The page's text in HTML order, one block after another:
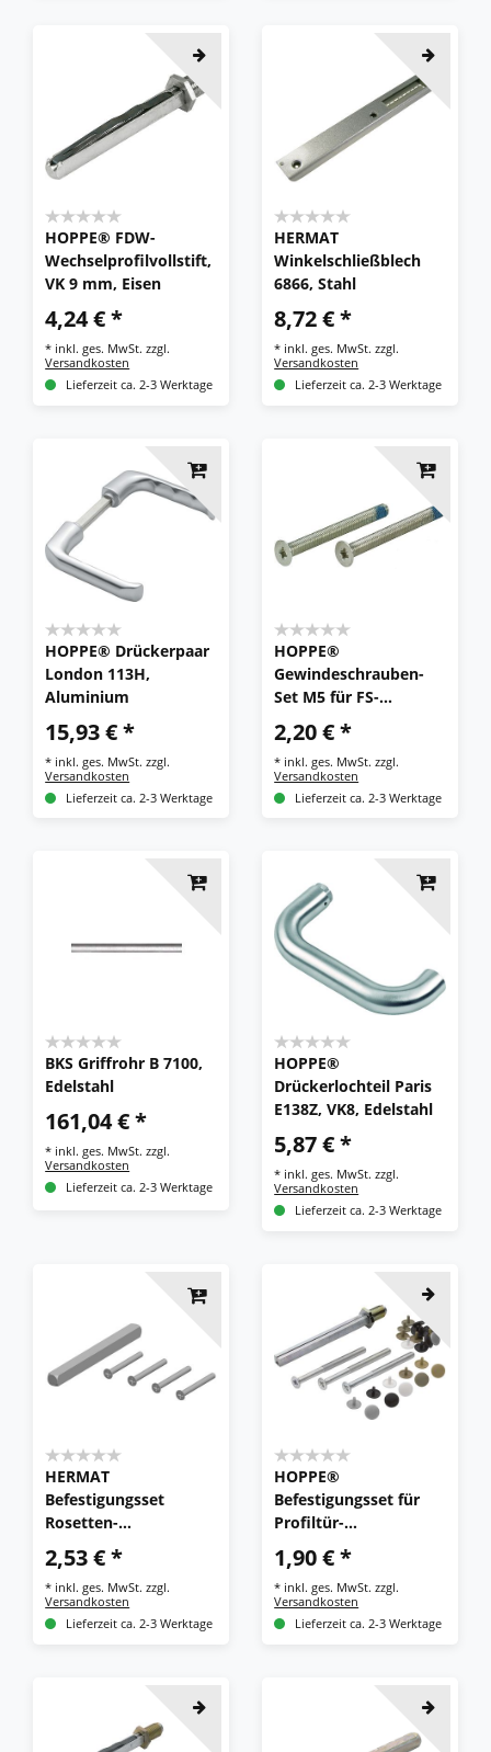
HOPPE® FDW-
Wechselprofilvollstift,
VK 9 mm, Eisen
4,24 € *
* inkl. ges. MwSt. zzgl.
Versandkosten
Lieferzeit ca. 2-3 Werktage
HERMAT
Winkelschließblech
6866, Stahl
8,72 € *
* inkl. ges. MwSt. zzgl.
Versandkosten
Lieferzeit ca. 2-3 Werktage
HOPPE® Drückerpaar
London 113H,
Aluminium
15,93 € *
* inkl. ges. MwSt. zzgl.
Versandkosten
Lieferzeit ca. 2-3 Werktage
HOPPE®
Gewindeschrauben-
Set M5 für FS-
Innentür-Kurzschild-
Garnituren, Eisen
2,20 € *
* inkl. ges. MwSt. zzgl.
Versandkosten
Lieferzeit ca. 2-3 Werktage
BKS Griffrohr B 7100,
Edelstahl
161,04 € *
* inkl. ges. MwSt. zzgl.
Versandkosten
Lieferzeit ca. 2-3 Werktage
HOPPE®
Drückerlochteil Paris
E138Z, VK8, Edelstahl
5,87 € *
* inkl. ges. MwSt. zzgl.
Versandkosten
Lieferzeit ca. 2-3 Werktage
HERMAT
Befestigungsset
Rosetten-
Drückergarnitur
4373/DG/KL4, VK 8
2,53 € *
* inkl. ges. MwSt. zzgl.
Versandkosten
Lieferzeit ca. 2-3 Werktage
HOPPE®
Befestigungsset für
Profiltür-
Wechselgarnituren
(Knopf/Griff), VK 8
mm
1,90 € *
* inkl. ges. MwSt. zzgl.
Versandkosten
Lieferzeit ca. 2-3 Werktage